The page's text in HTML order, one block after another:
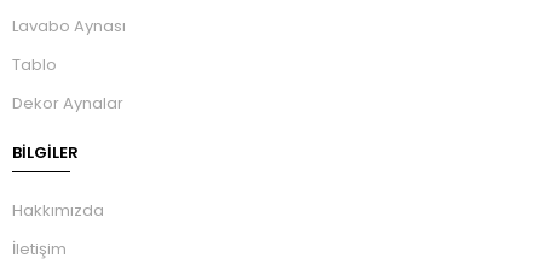
Lavabo Aynası
Tablo
Dekor Aynalar
BILGILER
Hakkımızda
İletişim